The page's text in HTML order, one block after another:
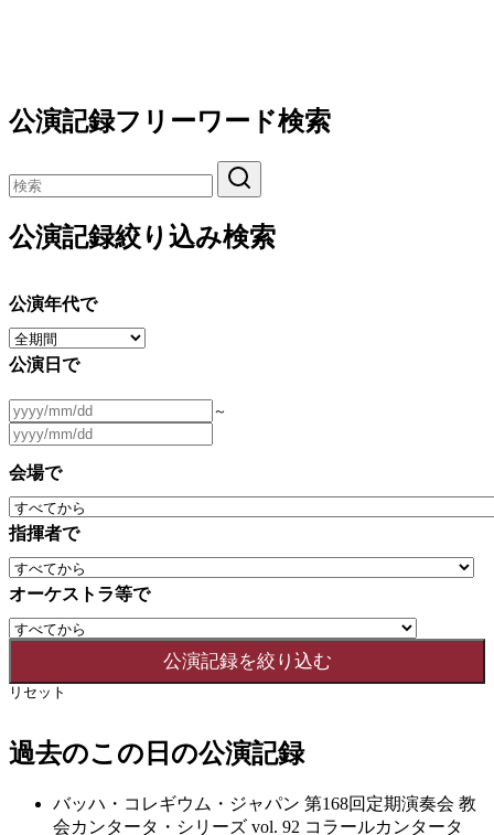
公演記録フリーワード検索
公演記録絞り込み検索
公演年代で
公演日で
～
会場で
指揮者で
オーケストラ等で
リセット
過去のこの日の公演記録
バッハ・コレギウム・ジャパン 第168回定期演奏会 教
会カンタータ・シリーズ vol. 92 コラールカンタータ